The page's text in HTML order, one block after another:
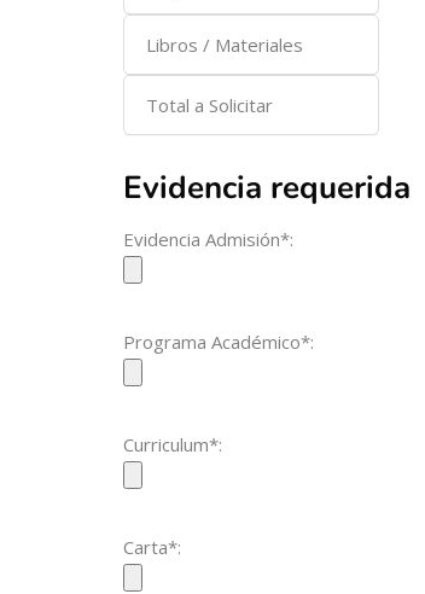
Evidencia requerida
Evidencia Admisión*:
Programa Académico*:
Curriculum*:
Carta*: